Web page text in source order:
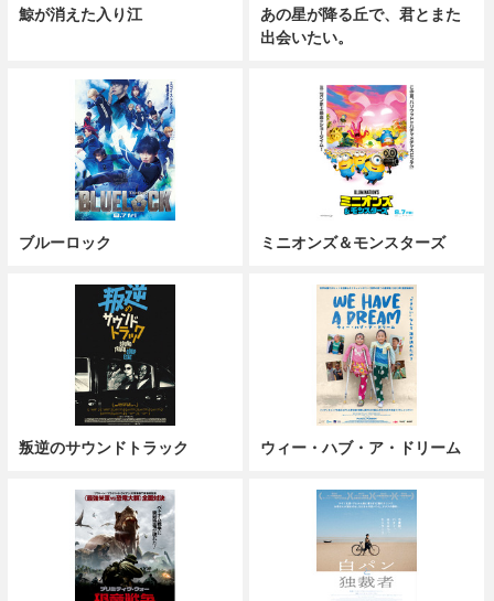
鯨が消えた入り江
あの星が降る丘で、君とまた
出会いたい。
ブルーロック ミニオンズ＆モンスターズ
叛逆のサウンドトラック ウィー・ハブ・ア・ドリーム